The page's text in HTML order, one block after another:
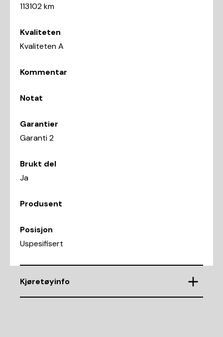
113102 km
Kvaliteten
Kvaliteten A
Kommentar
Notat
Garantier
Garanti 2
Brukt del
Ja
Produsent
Posisjon
Uspesifisert
Kjøretøyinfo